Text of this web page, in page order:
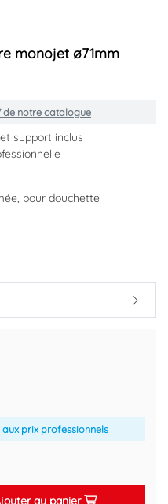
monojet ø71mm
de notre catalogue
support inclus
pour douchette
Ø70 mm
prix professionnels
au panier